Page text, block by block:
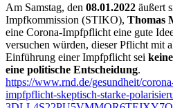
Am Samstag, den 08.01.2022 äußert
Impfkommission (STIKO), Thomas
eine Corona-Impfpflicht eine gute
versuchen würden, dieser Pflicht mit
Einführung einer Impfpflicht sei
eine politische Entscheidung.
https://www.rnd.de/gesundheit/
impfpflicht-skeptisch-starke-